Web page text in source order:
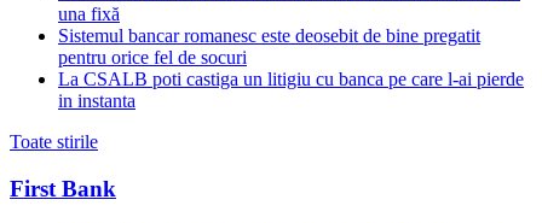
una fixă
Sistemul bancar romanesc este deosebit de bine pregatit
pentru orice fel de socuri
La CSALB poti castiga un litigiu cu banca pe care l-ai pierde
in instanta
Toate stirile
First Bank